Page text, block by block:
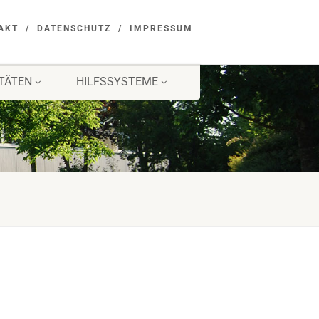
DATENSCHUTZ IMPRESSUM
HILFSSYSTEME